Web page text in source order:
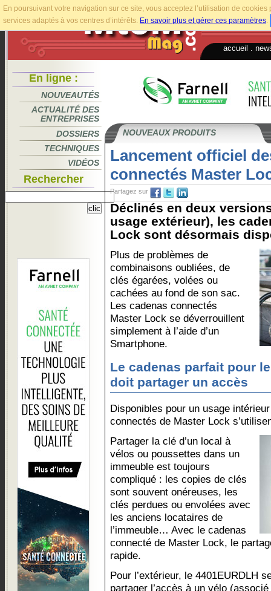
En poursuivant votre navigation sur ce site, vous acceptez l’utilisation de
services adaptés à vos centres d’intérêts. En savoir plus et gérer ces paramètres.
accueil
En ligne :
NOUVEAUTÉS
ACTUALITÉ DES
ENTREPRISES
DOSSIERS
TECHNIQUES
VIDÉOS
Rechercher
NOUVEAUX PRODUITS
Lancement officiel
connectés Master
Partagez sur
Déclinés en deux
usage extérieur), les
Lock sont désormais
Plus de problèmes de
combinaisons oubliées, de
clés égarées, volées ou
cachées au fond de son sac.
Les cadenas connectés
Master Lock se déverrouillent
simplement à l’aide d’un
Smartphone.
Le cadenas parfait pour
doit partager un accès
Disponibles pour un usage
connectés de Master Lock
Partager la clé d’un local à
vélos ou poussettes dans un
immeuble est toujours
compliqué : les copies de clés
sont souvent onéreuses, les
clés perdues ou envolées avec
les anciens locataires de
l’immeuble… Avec le cadenas
connecté de Master Lock, le
rapide.
Pour l’extérieur, le 4401EURDLH
partager l’accès à un vélo